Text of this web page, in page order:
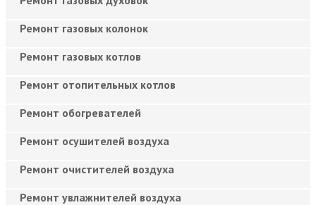
Ремонт газовых колонок
Ремонт газовых котлов
Ремонт отопительных котлов
Ремонт обогревателей
Ремонт осушителей воздуха
Ремонт очистителей воздуха
Ремонт увлажнителей воздуха